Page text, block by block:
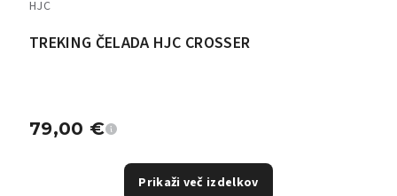
HJC
TREKING ČELADA HJC CROSSER
79,00 €
Prikaži več izdelkov